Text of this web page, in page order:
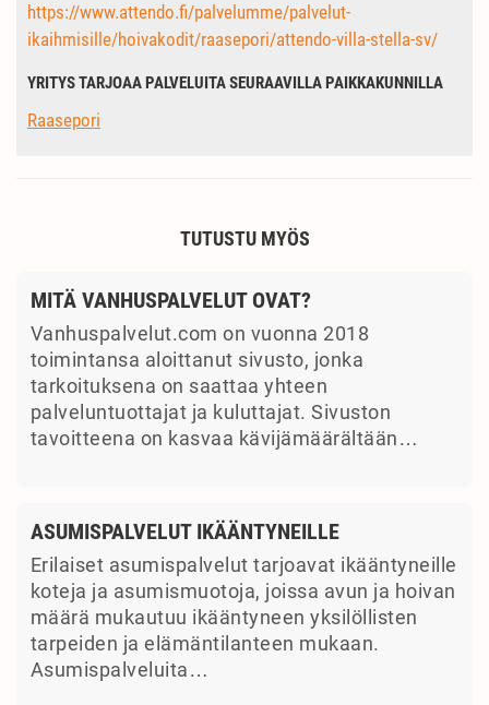
https://www.attendo.fi/palvelumme/palvelut-
ikaihmisille/hoivakodit/raasepori/attendo-villa-stella-sv/
YRITYS TARJOAA PALVELUITA SEURAAVILLA PAIKKAKUNNILLA
Raasepori
TUTUSTU MYÖS
MITÄ VANHUSPALVELUT OVAT?
Vanhuspalvelut.com on vuonna 2018
toimintansa aloittanut sivusto, jonka
tarkoituksena on saattaa yhteen
palveluntuottajat ja kuluttajat. Sivuston
tavoitteena on kasvaa kävijämäärältään…
ASUMISPALVELUT IKÄÄNTYNEILLE
Erilaiset asumispalvelut tarjoavat ikääntyneille
koteja ja asumismuotoja, joissa avun ja hoivan
määrä mukautuu ikääntyneen yksilöllisten
tarpeiden ja elämäntilanteen mukaan.
Asumispalveluita…